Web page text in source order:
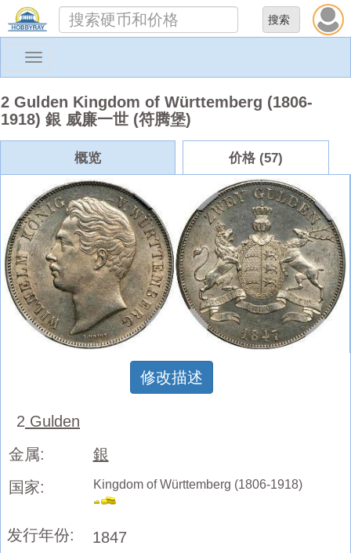
Toggle
2 Gulden Kingdom of Württemberg (1806-
1918) 銀 威廉一世 (符腾堡)
概览 价格 (57)
修改描述
2 Gulden
金属:
銀
国家:
Kingdom of Württemberg (1806-1918)
发行年份:
1847